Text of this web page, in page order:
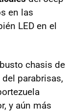
en las
LED en el
chasis de
parabrisas,
y aún más